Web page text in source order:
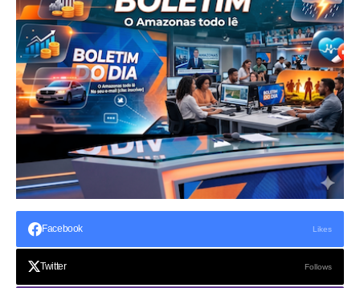
Facebook Likes
Twitter Follows